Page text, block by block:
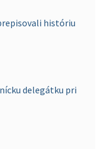
históriu
delegátku pri